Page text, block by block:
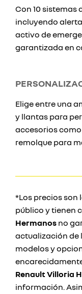
Con 10 sistemas
incluyendo
activo de
garantizada en
Elige entre una
y llantas para
accesorios
remolque para
*Los precios son
público y tienen
Hermanos no
actualización de
modelos y
Renault Villoria
información.